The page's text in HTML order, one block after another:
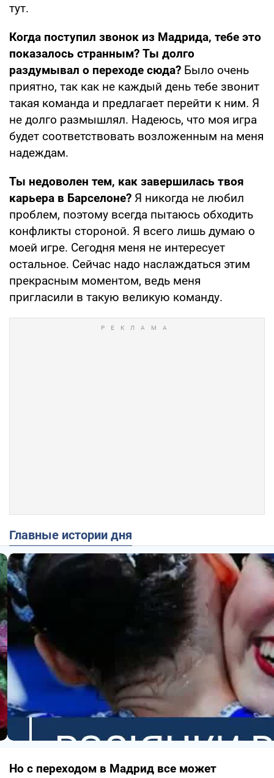
тут.
Когда поступил звонок из Мадрида, тебе это
показалось странным? Ты долго
раздумывал о переходе сюда? Было очень
приятно, так как не каждый день тебе звонит
такая команда и предлагает перейти к ним. Я
не долго размышлял. Надеюсь, что моя игра
будет соответствовать возложенным на меня
надеждам.
Ты недоволен тем, как завершилась твоя
карьера в Барселоне? Я никогда не любил
проблем, поэтому всегда пытаюсь обходить
конфликты стороной. Я всего лишь думаю о
моей игре. Сегодня меня не интересует
остальное. Сейчас надо наслаждаться этим
прекрасным моментом, ведь меня
пригласили в такую великую команду.
Главные истории дня
Но с переходом в Мадрид все может